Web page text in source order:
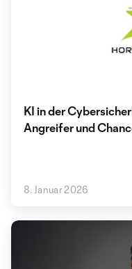
KI in der
Angreifer und
8. Januar 2026